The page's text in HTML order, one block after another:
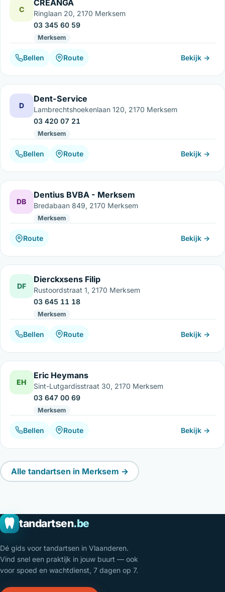
C
CREANGA
Ringlaan 20, 2170 Merksem
03 345 60 59
Merksem
Bellen Route Bekijk →
D
Dent-Service
Lambrechtshoekenlaan 120, 2170 Merksem
03 420 07 21
Merksem
Bellen Route Bekijk →
DB
Dentius BVBA - Merksem
Bredabaan 849, 2170 Merksem
Merksem
Route Bekijk →
DF
Dierckxsens Filip
Rustoordstraat 1, 2170 Merksem
03 645 11 18
Merksem
Bellen Route Bekijk →
EH
Eric Heymans
Sint-Lutgardisstraat 30, 2170 Merksem
03 647 00 69
Merksem
Bellen Route Bekijk →
Alle tandartsen in Merksem →
tandartsen.be
Dé gids voor tandartsen in Vlaanderen.
Vind snel een praktijk in jouw buurt — ook
voor spoed en wachtdienst, 7 dagen op 7.